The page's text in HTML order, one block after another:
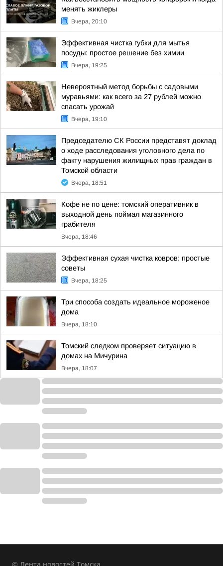
менять жиклеры
Вчера, 20:10
Эффективная чистка губки для мытья
посуды: простое решение без химии
Вчера, 19:25
Невероятный метод борьбы с садовыми
муравьями: как всего за 27 рублей можно
спасать урожай
Вчера, 19:10
Председателю СК России представят доклад
о ходе расследования уголовного дела по
факту нарушения жилищных прав граждан в
Томской области
Вчера, 18:51
Кофе не по цене: томский оперативник в
выходной день поймал магазинного
грабителя
Вчера, 18:46
Эффективная сухая чистка ковров: простые
советы
Вчера, 18:25
Три способа создать идеальное мороженое
дома
Вчера, 18:10
Томский следком проверяет ситуацию в
домах на Мичурина
Вчера, 18:07